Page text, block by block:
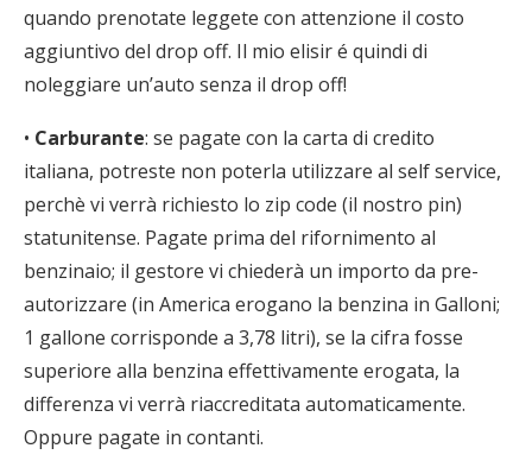
quando prenotate leggete con attenzione il costo
aggiuntivo del drop off. Il mio elisir é quindi di
noleggiare un’auto senza il drop off!
• Carburante: se pagate con la carta di credito
italiana, potreste non poterla utilizzare al self service,
perchè vi verrà richiesto lo zip code (il nostro pin)
statunitense. Pagate prima del rifornimento al
benzinaio; il gestore vi chiederà un importo da pre-
autorizzare (in America erogano la benzina in Galloni;
1 gallone corrisponde a 3,78 litri), se la cifra fosse
superiore alla benzina effettivamente erogata, la
differenza vi verrà riaccreditata automaticamente.
Oppure pagate in contanti.